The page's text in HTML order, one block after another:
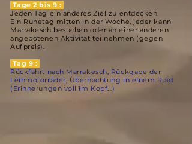
Tage 2 bis 9 :
Jeden Tag ein anderes Ziel zu entdecken!
Ein Ruhetag mitten in der Woche, jeder kann
Marrakesch besuchen oder an einer anderen
angebotenen Aktivität teilnehmen (gegen
Aufpreis).
Tag 9 :
Rückfahrt nach Marrakesch, Rückgabe der
Leihmotorräder, Übernachtung in einem Riad
(Erinnerungen voll im Kopf...)